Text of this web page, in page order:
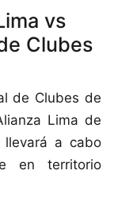
vs
Clubes
de Clubes de
Lima de
a cabo
en territorio